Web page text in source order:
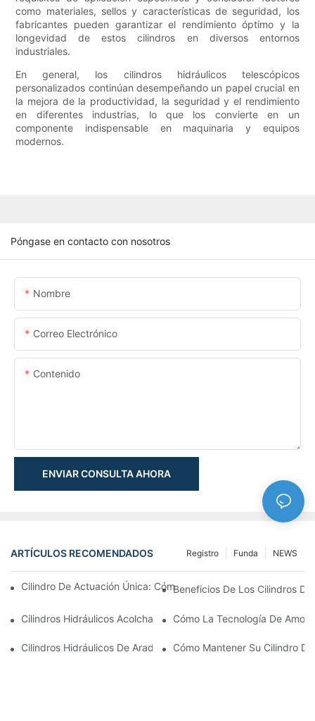
como materiales, sellos y características de seguridad, los
fabricantes pueden garantizar el rendimiento óptimo y la
longevidad de estos cilindros en diversos entornos
industriales.
En general, los cilindros hidráulicos telescópicos
personalizados continúan desempeñando un papel crucial en
la mejora de la productividad, la seguridad y el rendimiento
en diferentes industrias, lo que los convierte en un
componente indispensable en maquinaria y equipos
modernos.
Póngase en contacto con nosotros
Nombre
Correo Electrónico
Contenido
ENVIAR CONSULTA AHORA
ARTÍCULOS RECOMENDADOS NEWS
Funda
Registro
Cilindro De Actuación Única: Cómo Funciona & Aplicaciones
Beneficios De Los Cilindros
Cilindros Hidráulicos Acolchados: Impacto Reductor &
Cómo La Tecnología De
Cilindros Hidráulicos De Arado De Nieve: Características Clave
Cómo Mantener Su Cilindro